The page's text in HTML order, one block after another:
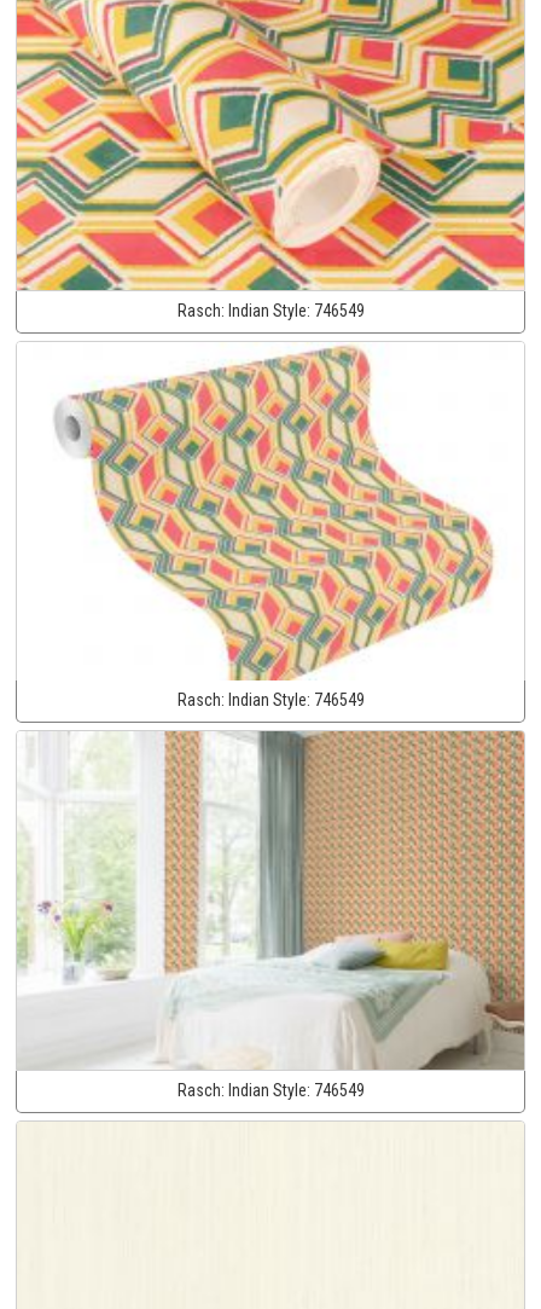
Rasch: Indian Style: 746549
Rasch: Indian Style: 746549
Rasch: Indian Style: 746549